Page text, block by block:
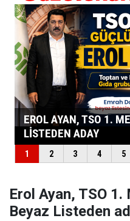
Erol Ayan, TSO
Beyaz Listeden